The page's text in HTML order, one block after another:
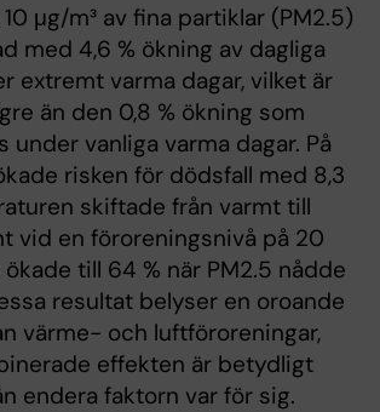
μg/m³ av fina partiklar (PM2.5)
med 4,6 % ökning av dagliga
extremt varma dagar, vilket är
än den 0,8 % ökning som
under vanliga varma dagar. På
risken för dödsfall med 8,3
skiftade från varmt till
vid en föroreningsnivå på 20
till 64 % när PM2.5 nådde
resultat belyser en oroande
värme- och luftföroreningar,
effekten är betydligt
endera faktorn var för sig.